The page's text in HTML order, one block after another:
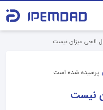
الجی میزان نیست
پرسیده شده است
نیست